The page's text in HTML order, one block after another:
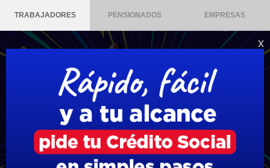
TRABAJADORES PENSIONADOS EMPRESAS
x